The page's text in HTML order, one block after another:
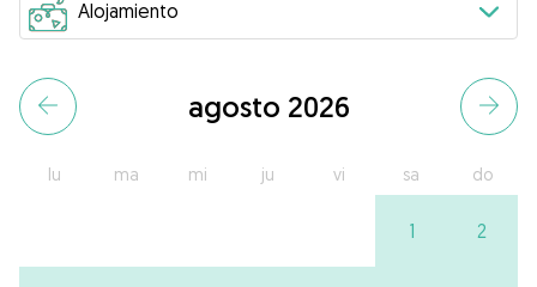
agosto 2026
lu ma mi ju vi sa do
1 2